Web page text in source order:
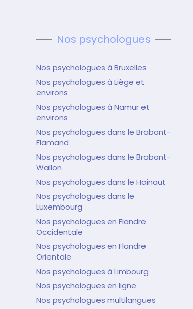
Nos psychologues
Nos psychologues à Bruxelles
Nos psychologues à Liège et
environs
Nos psychologues à Namur et
environs
Nos psychologues dans le Brabant-
Flamand
Nos psychologues dans le Brabant-
Wallon
Nos psychologues dans le Hainaut
Nos psychologues dans le
Luxembourg
Nos psychologues en Flandre
Occidentale
Nos psychologues en Flandre
Orientale
Nos psychologues à Limbourg
Nos psychologues en ligne
Nos psychologues multilangues